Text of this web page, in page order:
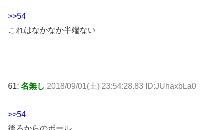
>>54
これはなかなか半端ない
61: 名無し 2018/09/01(土) 23:54:28.83 ID:JUhaxbLa0
>>54
後ろからのボール